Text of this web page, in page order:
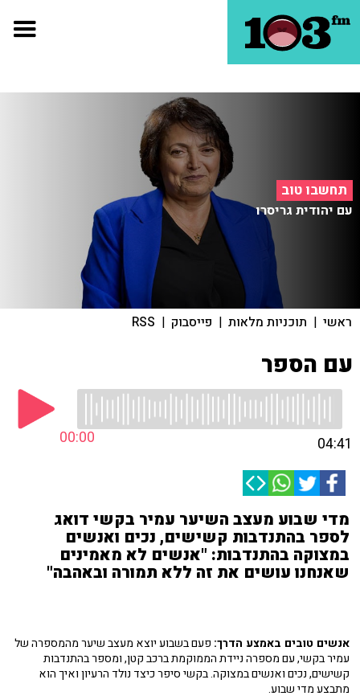
תחשבו טוב
עם יהודית גריסרו
ראשי | תוכניות מלאות | פייסבוק |
RSS
עם הספר
00:00 04:41
מדי שבוע מעצב השיער עמיר בקשי דואג
לספר בהתנדבות קשישים, נכים ואנשים
במצוקה בהתנדבות: "אנשים לא מאמינים
שאנחנו עושים את זה ללא תמורה ובאהבה"
אנשים טובים באמצע הדרך: פעם בשבוע יוצא מעצב שיער מהמספרה של
עמיר בקשי, עם מספרה ניידת הממוקמת ברכב קטן, ומספר בהתנדבות
קשישים, נכים ואנשים במצוקה. בקשי סיפר כיצד נולד הרעיון ואיך הוא
מתבצע מדי שבוע.